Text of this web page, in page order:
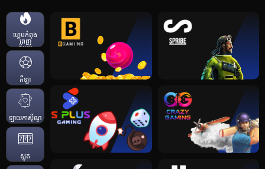
ហ្គេមកំពុង
ពេញ
និយម
កីឡា
ឡាយកាសុីណូ
ស្លុត